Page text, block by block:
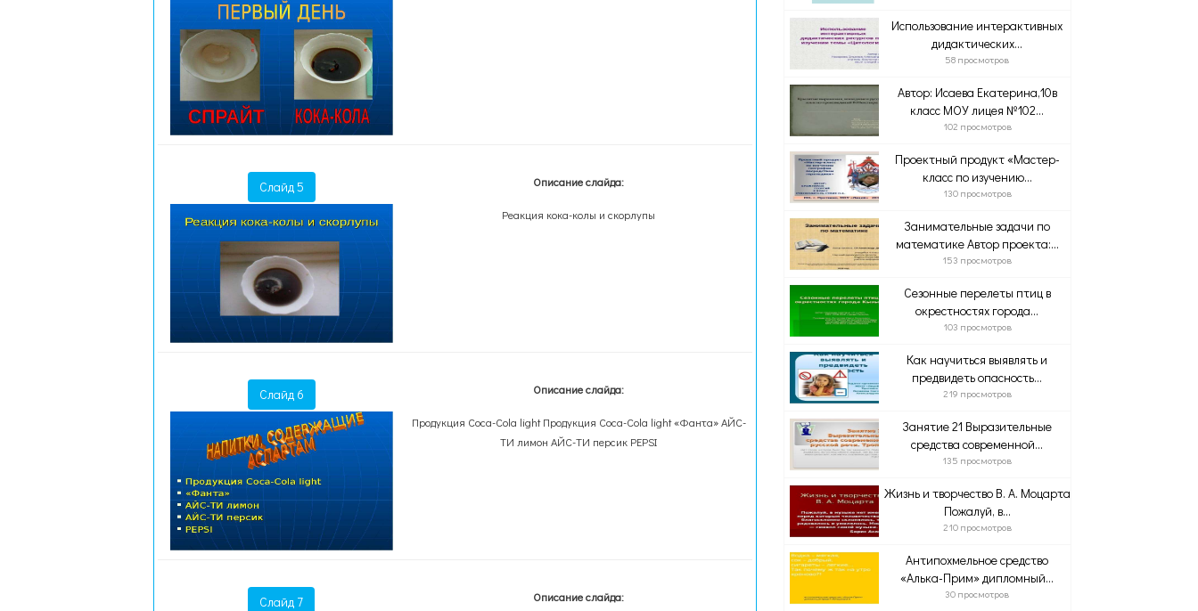
Слайд 5 Описание слайда:
Реакция кока-колы и скорлупы
Слайд 6 Описание слайда:
Продукция Coca-Cola light Продукция Coca-Cola light «Фанта» АЙС-
ТИ лимон АЙС-ТИ персик PEPSI
Слайд 7 Описание слайда:
Использование интерактивных
дидактических...
58 просмотров
Автор: Исаева Екатерина,10в
класс МОУ лицея №102...
102 просмотров
Проектный продукт «Мастер-
класс по изучению...
130 просмотров
Занимательные задачи по
математике Автор проекта:...
153 просмотров
Сезонные перелеты птиц в
окрестностях города...
103 просмотров
Как научиться выявлять и
предвидеть опасность...
219 просмотров
Занятие 21 Выразительные
средства современной...
135 просмотров
Жизнь и творчество В. А. Моцарта
Пожалуй, в...
210 просмотров
Антипохмельное средство
«Алька-Прим» дипломный...
30 просмотров